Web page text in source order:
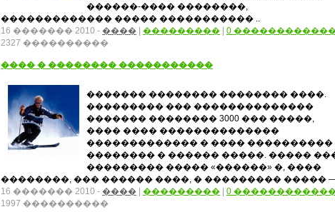
������-���� ��������,
������������� ����� ����������� ..
16 ������� 2010 - ���� ��������� 0
2327 ����������
���� � �������� �����������
������� �������� �������� ����.
��������� ��� ��������������
������� �������� 3000 ��� �����,
���� ���� ��������������
������������� � ���� ����������
�������� � ������ �����. �����
��������� ����� «������» �, ����
��������, ��� ������ ����, � ��������� ����� —
16 ������� 2010 - ���� ��������� 0
1997 ����������